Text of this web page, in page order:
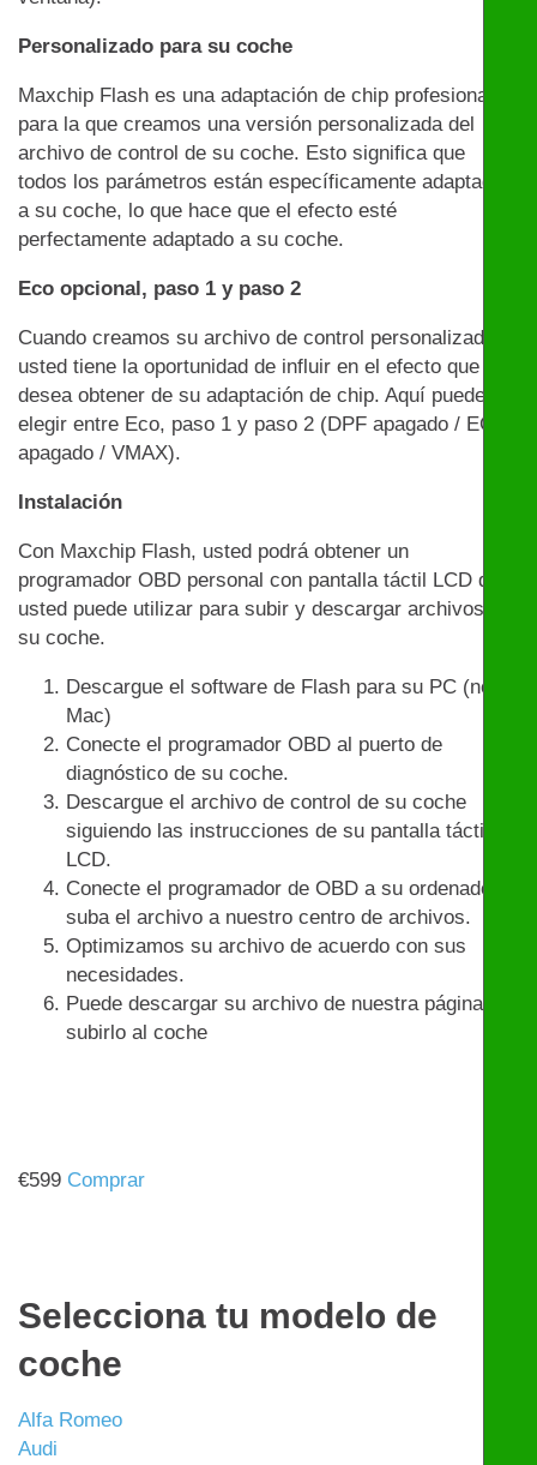
Personalizado para su coche
Maxchip Flash es una adaptación de chip profesional
para la que creamos una versión personalizada del
archivo de control de su coche. Esto significa que
todos los parámetros están específicamente adaptados
a su coche, lo que hace que el efecto esté
perfectamente adaptado a su coche.
Eco opcional, paso 1 y paso 2
Cuando creamos su archivo de control personalizado,
usted tiene la oportunidad de influir en el efecto que
desea obtener de su adaptación de chip. Aquí puede
elegir entre Eco, paso 1 y paso 2 (DPF apagado / EGR
apagado / VMAX).
Instalación
Con Maxchip Flash, usted podrá obtener un
programador OBD personal con pantalla táctil LCD que
usted puede utilizar para subir y descargar archivos en
su coche.
Descargue el software de Flash para su PC (no
Mac)
Conecte el programador OBD al puerto de
diagnóstico de su coche.
Descargue el archivo de control de su coche
siguiendo las instrucciones de su pantalla táctil
LCD.
Conecte el programador de OBD a su ordenador y
suba el archivo a nuestro centro de archivos.
Optimizamos su archivo de acuerdo con sus
necesidades.
Puede descargar su archivo de nuestra página y
subirlo al coche
€599 Comprar
Selecciona tu modelo de
coche
Alfa Romeo
Audi